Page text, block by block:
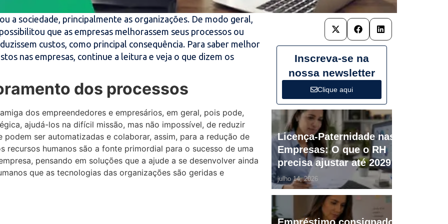
a sociedade, principalmente as organizações. De modo geral,
que as empresas melhorassem seus processos ou
custos, como principal consequência. Para saber melhor
nas empresas, continue a leitura e veja o que dizem os
dos processos
dos empreendedores e empresários, em geral, pois pode,
ajudá-los na difícil missão, mas não impossível, de reduzir
ser automatizadas e colaborar, assim, para a redução de
recursos humanos são a fonte primordial para o sucesso de uma
pensando em soluções que a ajude a se desenvolver ainda
que as tecnologias das organizações são geridas e
Inscreva-se na
nossa newsletter
Clique aqui
Licença-Paternidade nas
Empresas: O que o RH
precisa ajustar até 2029
julho 14, 2026
Empréstimo consignado